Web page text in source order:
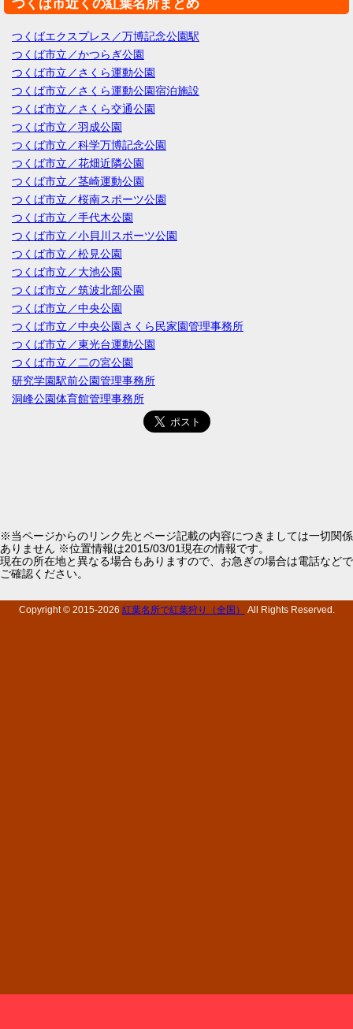
つくば市近くの紅葉名所まとめ
つくばエクスプレス／万博記念公園駅
つくば市立／かつらぎ公園
つくば市立／さくら運動公園
つくば市立／さくら運動公園宿泊施設
つくば市立／さくら交通公園
つくば市立／羽成公園
つくば市立／科学万博記念公園
つくば市立／花畑近隣公園
つくば市立／茎崎運動公園
つくば市立／桜南スポーツ公園
つくば市立／手代木公園
つくば市立／小貝川スポーツ公園
つくば市立／松見公園
つくば市立／大池公園
つくば市立／筑波北部公園
つくば市立／中央公園
つくば市立／中央公園さくら民家園管理事務所
つくば市立／東光台運動公園
つくば市立／二の宮公園
研究学園駅前公園管理事務所
洞峰公園体育館管理事務所
※当ページからのリンク先とページ記載の内容につきましては一切関係
ありません ※位置情報は2015/03/01現在の情報です。
現在の所在地と異なる場合もありますので、お急ぎの場合は電話などで
ご確認ください。
Copyright © 2015-2026 紅葉名所で紅葉狩り（全国） All Rights Reserved.